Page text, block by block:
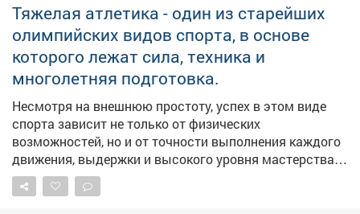
Тяжелая атлетика - один из старейших
олимпийских видов спорта, в основе
которого лежат сила, техника и
многолетняя подготовка.
Несмотря на внешнюю простоту, успех в этом виде
спорта зависит не только от физических
возможностей, но и от точности выполнения каждого
движения, выдержки и высокого уровня мастерства.
На протяжении многих десятилетий тяжелая атлетика
занимает важное место в отечественном спорте.